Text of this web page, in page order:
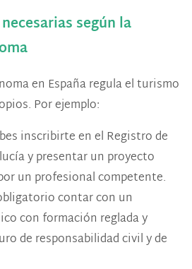
según la
en España regula el turismo
Por ejemplo:
inscribirte en el Registro de
y presentar un proyecto
un profesional competente.
contar con un
con formación reglada y
de responsabilidad civil y de